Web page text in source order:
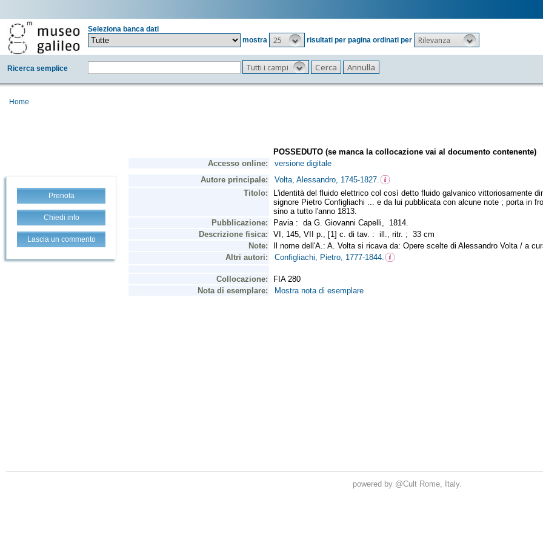
Seleziona banca dati
mostra
25 risultati per pagina ordinati per Rilevanza
Ricerca semplice Tutti i campi
Home
Prenota
Chiedi info
Lascia un commento
powered by @Cult Rome, Italy.